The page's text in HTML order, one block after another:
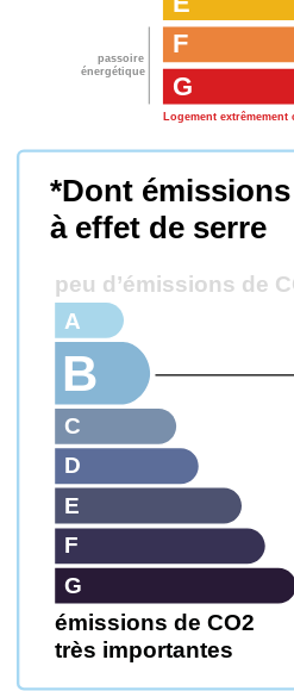
passoire
énergétique
G
Logement
F
émissions de CO2
très importantes
*Dont
à effet de serre
peu d’émissions de
G
F
E
D
C
B
A